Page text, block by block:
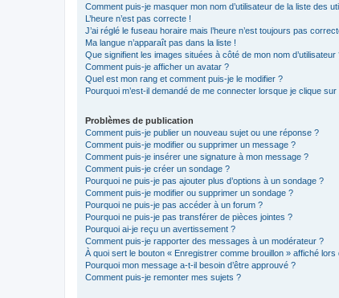
Comment puis-je masquer mon nom d’utilisateur de la liste des
L’heure n’est pas correcte !
J’ai réglé le fuseau horaire mais l’heure n’est toujours pas
Ma langue n’apparaît pas dans la liste !
Que signifient les images situées à côté de mon nom d’utilisateur
Comment puis-je afficher un avatar ?
Quel est mon rang et comment puis-je le modifier ?
Pourquoi m’est-il demandé de me connecter lorsque je clique
Problèmes de publication
Comment puis-je publier un nouveau sujet ou une réponse ?
Comment puis-je modifier ou supprimer un message ?
Comment puis-je insérer une signature à mon message ?
Comment puis-je créer un sondage ?
Pourquoi ne puis-je pas ajouter plus d’options à un sondage ?
Comment puis-je modifier ou supprimer un sondage ?
Pourquoi ne puis-je pas accéder à un forum ?
Pourquoi ne puis-je pas transférer de pièces jointes ?
Pourquoi ai-je reçu un avertissement ?
Comment puis-je rapporter des messages à un modérateur ?
À quoi sert le bouton « Enregistrer comme brouillon » affiché lors
Pourquoi mon message a-t-il besoin d’être approuvé ?
Comment puis-je remonter mes sujets ?